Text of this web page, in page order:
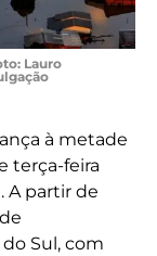
Lauro
à metade
terça-feira
A partir de
Sul, com